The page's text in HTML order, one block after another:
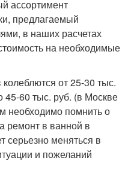
ассортимент
предлагаемый
в наших расчетах
на необходимые
от 25-30 тыс.
45-60 тыс. руб. (в Москве
необходимо помнить о
ремонт в ванной в
серьезно меняться в
и пожеланий